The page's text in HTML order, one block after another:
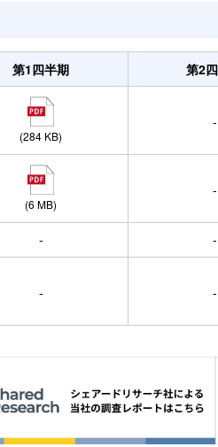
第1四半期 第2
(284 KB)
-
(6 MB)
-
- -
- -